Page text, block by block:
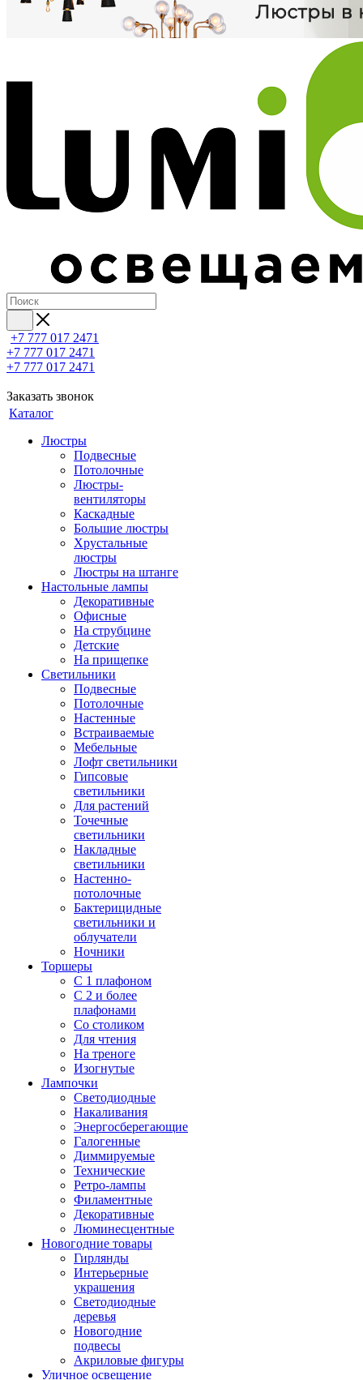
+7 777 017 2471
+7 777 017 2471
+7 777 017 2471
Заказать звонок
Каталог
Люстры
Подвесные
Потолочные
Люстры-
вентиляторы
Каскадные
Большие люстры
Хрустальные
люстры
Люстры на штанге
Настольные лампы
Декоративные
Офисные
На струбцине
Детские
На прищепке
Светильники
Подвесные
Потолочные
Настенные
Встраиваемые
Мебельные
Лофт светильники
Гипсовые
светильники
Для растений
Точечные
светильники
Накладные
светильники
Настенно-
потолочные
Бактерицидные
светильники и
облучатели
Ночники
Торшеры
С 1 плафоном
С 2 и более
плафонами
Со столиком
Для чтения
На треноге
Изогнутые
Лампочки
Светодиодные
Накаливания
Энергосберегающие
Галогенные
Диммируемые
Технические
Ретро-лампы
Филаментные
Декоративные
Люминесцентные
Новогодние товары
Гирлянды
Интерьерные
украшения
Светодиодные
деревья
Новогодние
подвесы
Акриловые фигуры
Уличное освещение